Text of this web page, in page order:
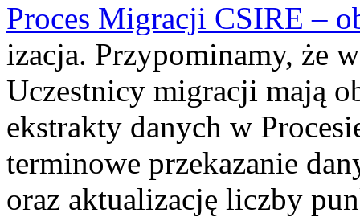
Proces Migracji CSIRE –
izacja. Przypominamy, że
Uczestnicy migracji mają
ekstrakty danych w
terminowe przekazanie
oraz aktualizację liczby